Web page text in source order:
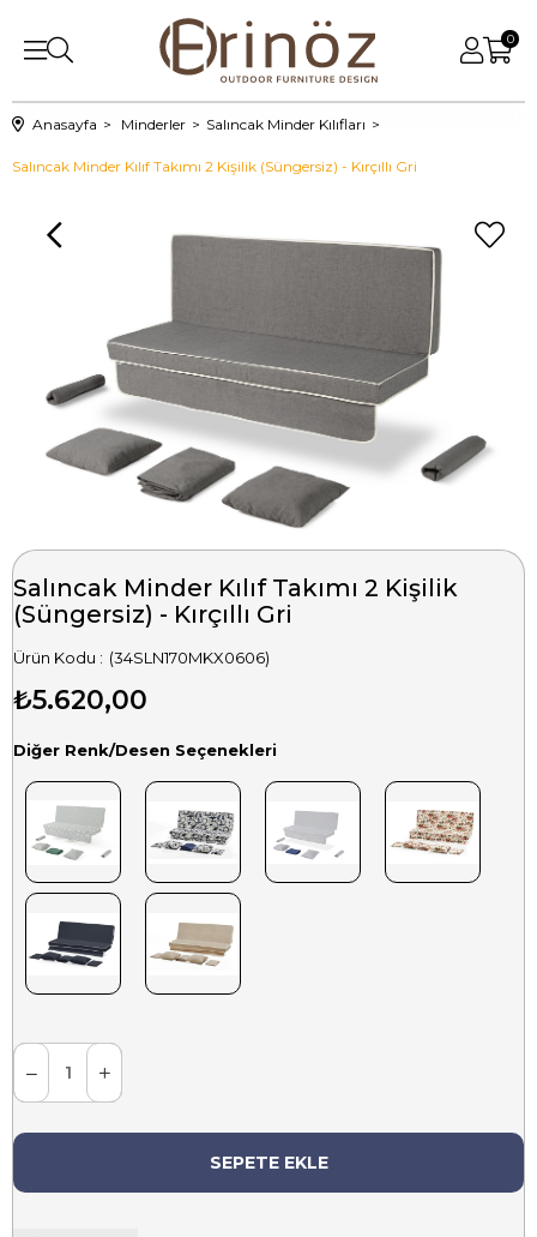
0
Anasayfa Minderler Salıncak Minder Kılıfları
Salıncak Minder Kılıf Takımı 2 Kişilik (Süngersiz) - Kırçıllı Gri
Salıncak Minder Kılıf Takımı 2 Kişilik
(Süngersiz) - Kırçıllı Gri
(34SLN170MKX0606)
₺5.620,00
Diğer Renk/Desen Seçenekleri